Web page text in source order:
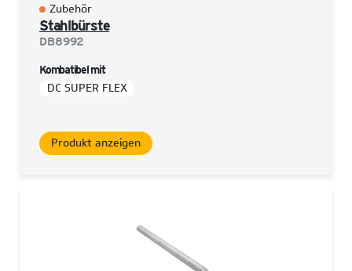
Zubehör
Stahlbürste
DB8992
Kombatibel mit
DC SUPER FLEX
Produkt anzeigen